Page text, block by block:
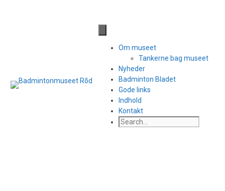
Til side med facebook links
Om museet
Tankerne bag museet
Nyheder
Badminton Bladet
Gode links
Indhold
Kontakt